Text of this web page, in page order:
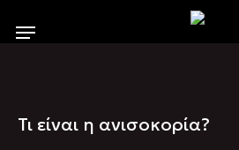
Menu
Τι είναι η ανισοκορία?